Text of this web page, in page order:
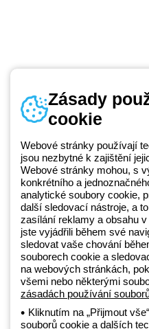
Beghelli je součástí GEWISS
GEWISS LightZone, kde
transformují komplexitu do
koncové zákazníky v
GEWISS
Telefonní číslo
+420 531 014
Zásady
cookie
Webové stránky používají
jsou nezbytné k zajištění
Webové stránky mohou, s
konkrétního a
analytické soubory cookie,
další sledovací nástroje, a
zasílání reklamy a obsahu
jste vyjádřili během své
sledovat vaše chování
souborech cookie a
na webových stránkách,
všemi nebo některými
zásadách používání
Kliknutím na „Přijmout
souborů cookie a dalších